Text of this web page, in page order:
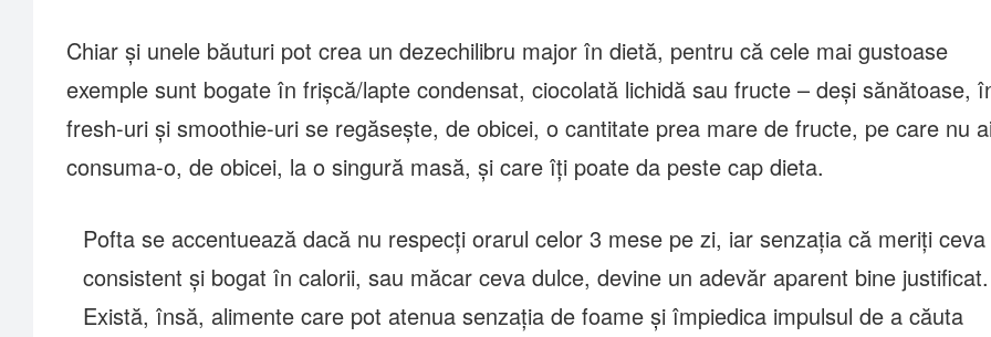
Chiar și unele băuturi pot crea un dezechilibru major în dietă, pentru că cele mai gustoase
exemple sunt bogate în frișcă/lapte condensat, ciocolată lichidă sau fructe – deși sănătoase,
fresh-uri și smoothie-uri se regăsește, de obicei, o cantitate prea mare de fructe, pe care nu
consuma-o, de obicei, la o singură masă, și care îți poate da peste cap dieta.
Pofta se accentuează dacă nu respecți orarul celor 3 mese pe zi, iar senzația că meriți ceva
consistent și bogat în calorii, sau măcar ceva dulce, devine un adevăr aparent bine justificat.
Există, însă, alimente care pot atenua senzația de foame și împiedica impulsul de a căuta